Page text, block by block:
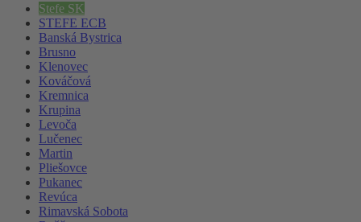
Stefe SK
STEFE ECB
Banská Bystrica
Brusno
Klenovec
Kováčová
Kremnica
Krupina
Levoča
Lučenec
Martin
Pliešovce
Pukanec
Revúca
Rimavská Sobota